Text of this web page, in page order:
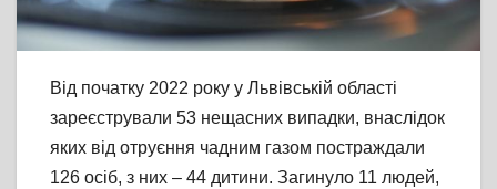
Від початку 2022 року у Львівській області
зареєстрували 53 нещасних випадки, внаслідок
яких від отруєння чадним газом постраждали
126 осіб, з них – 44 дитини. Загинуло 11 людей,